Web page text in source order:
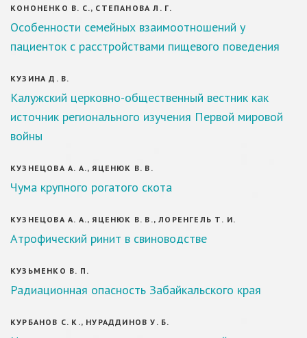
КОНОНЕНКО В. С., СТЕПАНОВА Л. Г.
Особенности семейных взаимоотношений у
пациенток с расстройствами пищевого поведения
КУЗИНА Д. В.
Калужский церковно-общественный вестник как
источник регионального изучения Первой мировой
войны
КУЗНЕЦОВА А. А., ЯЦЕНЮК В. В.
Чума крупного рогатого скота
КУЗНЕЦОВА А. А., ЯЦЕНЮК В. В., ЛОРЕНГЕЛЬ Т. И.
Атрофический ринит в свиноводстве
КУЗЬМЕНКО В. П.
Радиационная опасность Забайкальского края
КУРБАНОВ С. К., НУРАДДИНОВ У. Б.